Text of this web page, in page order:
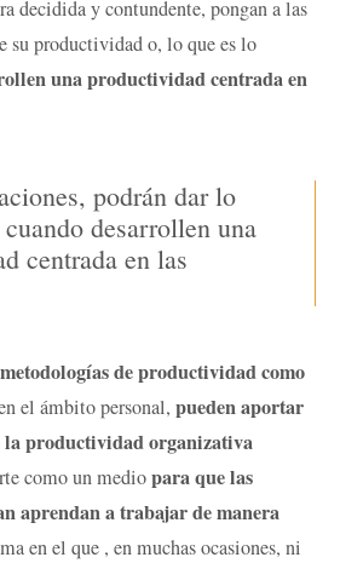
decidida y contundente, pongan a las
su productividad o, lo que es lo
una productividad centrada en
podrán dar lo
desarrollen una
centrada en las
metodologías de productividad como
el ámbito personal, pueden aportar
la productividad organizativa
como un mediopara que las
aprendan a trabajar de manera
en el que , en muchas ocasiones, ni